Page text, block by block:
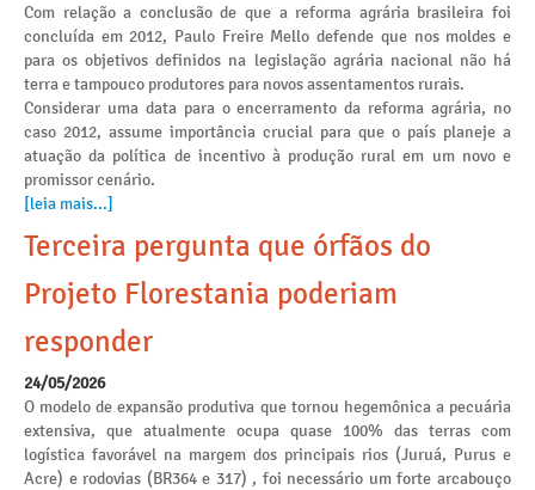
Com relação a conclusão de que a reforma agrária brasileira foi
concluída em 2012, Paulo Freire Mello defende que nos moldes e
para os objetivos definidos na legislação agrária nacional não há
terra e tampouco produtores para novos assentamentos rurais.
Considerar uma data para o encerramento da reforma agrária, no
caso 2012, assume importância crucial para que o país planeje a
atuação da política de incentivo à produção rural em um novo e
promissor cenário.
[leia mais...]
Terceira pergunta que órfãos do
Projeto Florestania poderiam
responder
24/05/2026
O modelo de expansão produtiva que tornou hegemônica a pecuária
extensiva, que atualmente ocupa quase 100% das terras com
logística favorável na margem dos principais rios (Juruá, Purus e
Acre) e rodovias (BR364 e 317) , foi necessário um forte arcabouço